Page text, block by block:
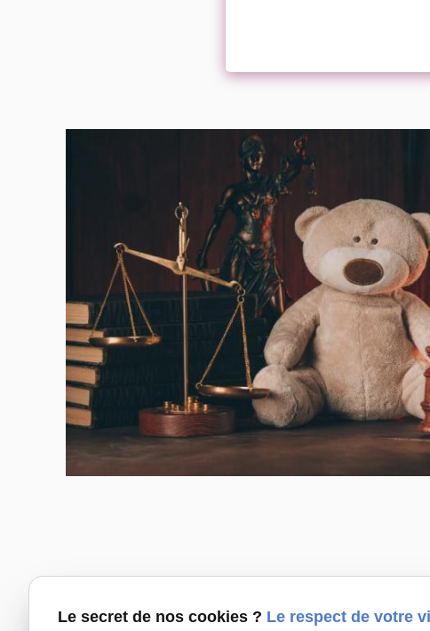
Le secret de nos cookies ? Le respect de votre